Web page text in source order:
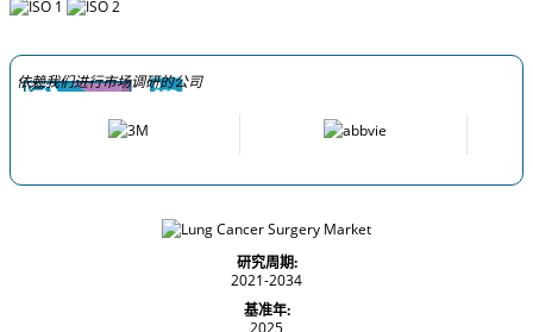
依赖我们进行市场调研的公司
研究周期:
2021-2034
基准年:
2025